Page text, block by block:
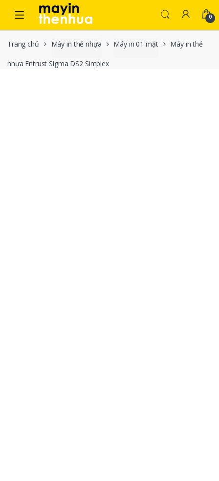
Skip to navigation
Skip to content
0
Trang chủ Máy in thẻ nhựa Máy in 01 mặt Máy in thẻ
nhựa Entrust Sigma DS2 Simplex